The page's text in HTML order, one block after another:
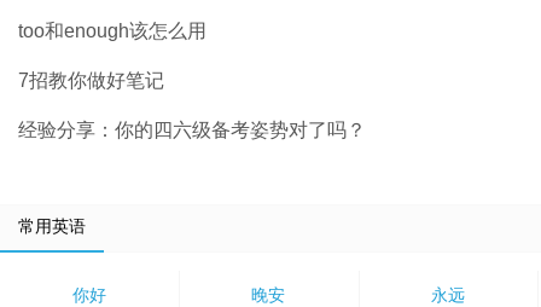
too和enough该怎么用
7招教你做好笔记
经验分享：你的四六级备考姿势对了吗？
常用英语
你好 晚安 永远